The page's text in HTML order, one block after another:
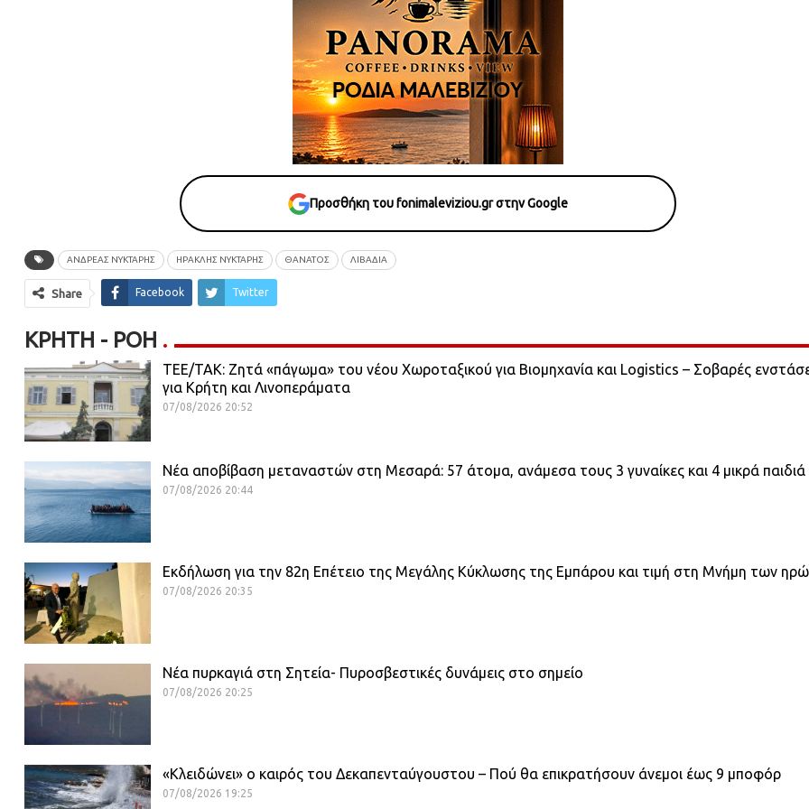
Προσθήκη του fonimaleviziou.gr στην Google
ΑΝΔΡΕΑΣ ΝΥΚΤΑΡΗΣ ΗΡΑΚΛΗΣ ΝΥΚΤΑΡΗΣ ΘΑΝΑΤΟΣ ΛΙΒΑΔΙΑ
Share Facebook Twitter
ΚΡΉΤΗ - ΡΟΗ
ΤΕΕ/ΤΑΚ: Ζητά «πάγωμα» του νέου Χωροταξικού για Βιομηχανία και Logistics – Σοβαρές
για Κρήτη και Λινοπεράματα
07/08/2026 20:52
Νέα αποβίβαση μεταναστών στη Μεσαρά: 57 άτομα, ανάμεσα τους 3 γυναίκες και 4 μικρά παιδιά
07/08/2026 20:44
Εκδήλωση για την 82η Επέτειο της Μεγάλης Κύκλωσης της Εμπάρου και τιμή στη Μνήμη των
07/08/2026 20:35
Νέα πυρκαγιά στη Σητεία- Πυροσβεστικές δυνάμεις στο σημείο
07/08/2026 20:25
«Κλειδώνει» ο καιρός του Δεκαπενταύγουστου – Πού θα επικρατήσουν άνεμοι έως 9 μποφόρ
07/08/2026 19:25